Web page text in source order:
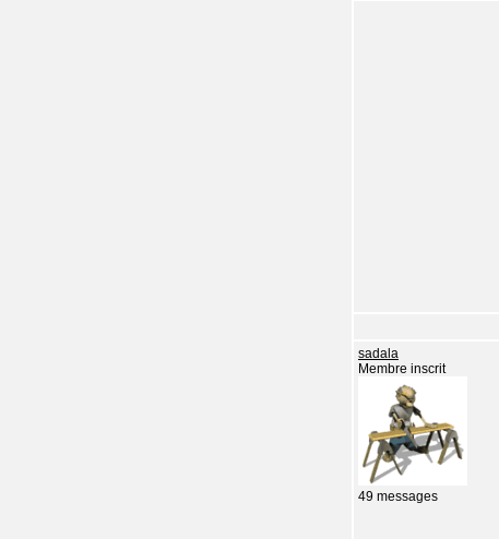
sadala
Membre inscrit
49 messages